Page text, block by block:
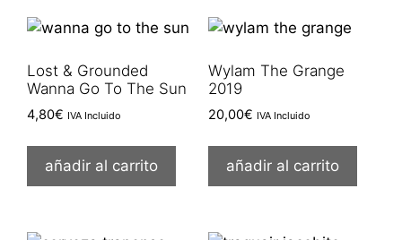
Lost & Grounded
Wanna Go To The Sun
4,80€ IVA Incluido
añadir al carrito
Wylam The Grange
2019
20,00€ IVA Incluido
añadir al carrito